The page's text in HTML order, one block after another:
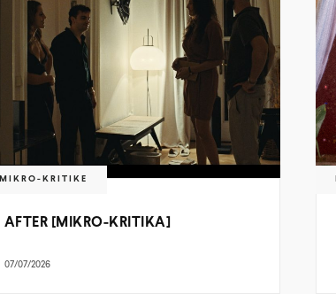
MIKRO-KRITIKE
AFTER [MIKRO-KRITIKA]
07/07/2026